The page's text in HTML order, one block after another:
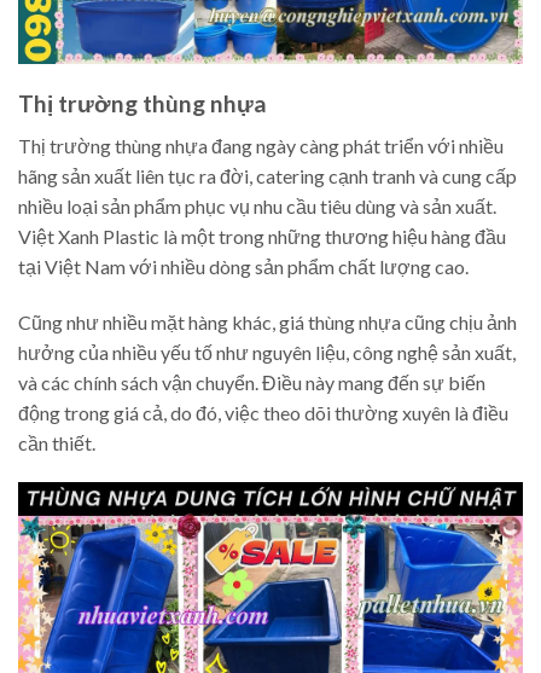
Thị trường thùng nhựa
Thị trường thùng nhựa đang ngày càng phát triển với nhiều
hãng sản xuất liên tục ra đời, catering cạnh tranh và cung cấp
nhiều loại sản phẩm phục vụ nhu cầu tiêu dùng và sản xuất.
Việt Xanh Plastic là một trong những thương hiệu hàng đầu
tại Việt Nam với nhiều dòng sản phẩm chất lượng cao.
Cũng như nhiều mặt hàng khác, giá thùng nhựa cũng chịu ảnh
hưởng của nhiều yếu tố như nguyên liệu, công nghệ sản xuất,
và các chính sách vận chuyển. Điều này mang đến sự biến
động trong giá cả, do đó, việc theo dõi thường xuyên là điều
cần thiết.